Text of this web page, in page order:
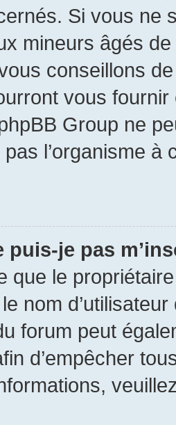
Si vous ne
mineurs âgés
conseillons
vous
Group ne
pas l’organisme
puis-je pas
que le
nom
forum peut
d’empêcher